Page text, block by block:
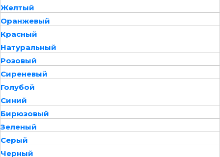
Желтый
Оранжевый
Красный
Натуральный
Розовый
Сиреневый
Голубой
Синий
Бирюзовый
Зеленый
Серый
Черный